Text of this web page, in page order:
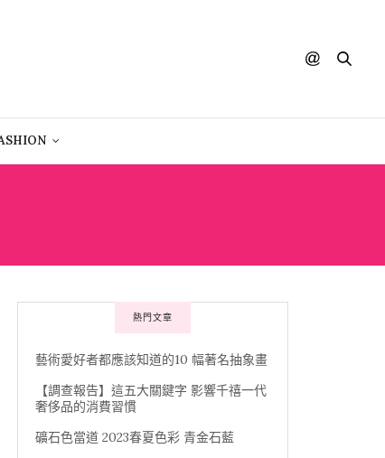
熱門文章
藝術愛好者都應該知道的10 幅著名抽象畫
【調查報告】這五大關鍵字 影響千禧一代
奢侈品的消費習慣
礦石色當道 2023春夏色彩 青金石藍